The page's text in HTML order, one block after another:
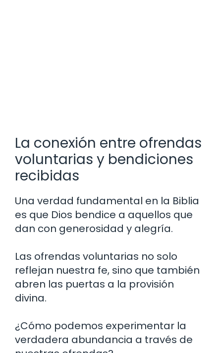
La conexión entre ofrendas
voluntarias y bendiciones
recibidas
Una verdad fundamental en la Biblia
es que Dios bendice a aquellos que
dan con generosidad y alegría.
Las ofrendas voluntarias no solo
reflejan nuestra fe, sino que también
abren las puertas a la provisión
divina.
¿Cómo podemos experimentar la
verdadera abundancia a través de